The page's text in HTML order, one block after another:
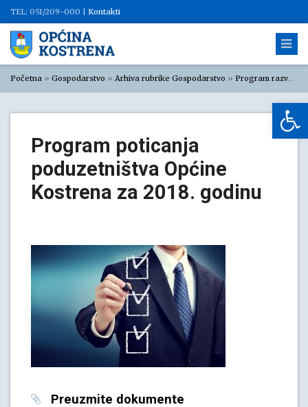
TEL: 051/209-000 | Kontakti
Početna » Gospodarstvo » Arhiva rubrike Gospodarstvo » Program razvoja poduzetništva 2018. godine
Program poticanja
poduzetništva Općine
Kostrena za 2018. godinu
Preuzmite dokumente